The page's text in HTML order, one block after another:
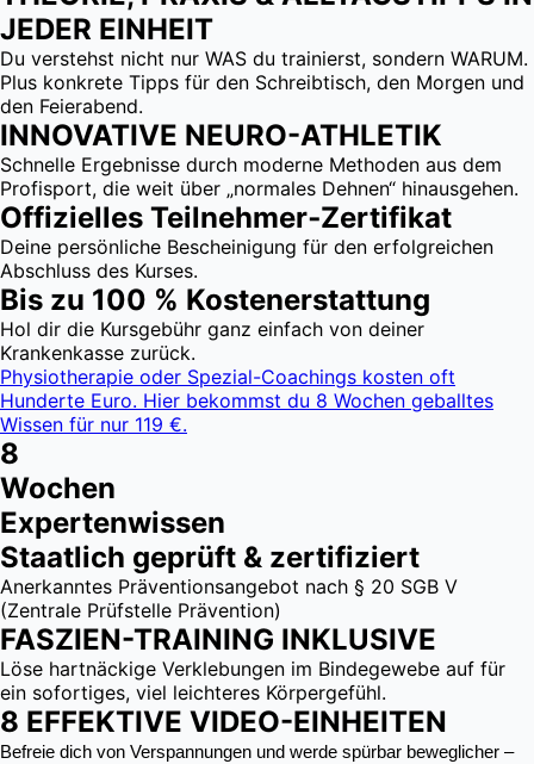
JEDER EINHEIT
Du verstehst nicht nur WAS du trainierst, sondern WARUM.
Plus konkrete Tipps für den Schreibtisch, den Morgen und
den Feierabend.
INNOVATIVE NEURO-ATHLETIK
Schnelle Ergebnisse durch moderne Methoden aus dem
Profisport, die weit über „normales Dehnen“ hinausgehen.
Offizielles Teilnehmer‑Zertifikat
Deine persönliche Bescheinigung für den erfolgreichen
Abschluss des Kurses.
Bis zu 100 % Kosten­erstattung
Hol dir die Kursgebühr ganz einfach von deiner
Krankenkasse zurück.
Physiotherapie oder Spezial-Coachings kosten oft
Hunderte Euro. Hier bekommst du 8 Wochen geballtes
Wissen für nur 119 €.
8
Wochen
Expertenwissen
Staatlich geprüft & zertifiziert
Anerkanntes Präventionsangebot nach § 20 SGB V
(Zentrale Prüfstelle Prävention)
FASZIEN-TRAINING INKLUSIVE
Löse hartnäckige Verklebungen im Bindegewebe auf für
ein sofortiges, viel leichteres Körpergefühl.
8 EFFEKTIVE VIDEO-EINHEITEN
Befreie dich von Verspannungen und werde spürbar beweglicher –